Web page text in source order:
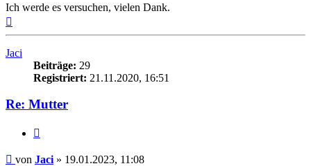
Ich werde es versuchen, vielen Dank.
Jaci
Beiträge: 29
Registriert: 21.11.2020, 16:51
Re: Mutter
Beitrag
von Jaci » 19.01.2023, 11:08